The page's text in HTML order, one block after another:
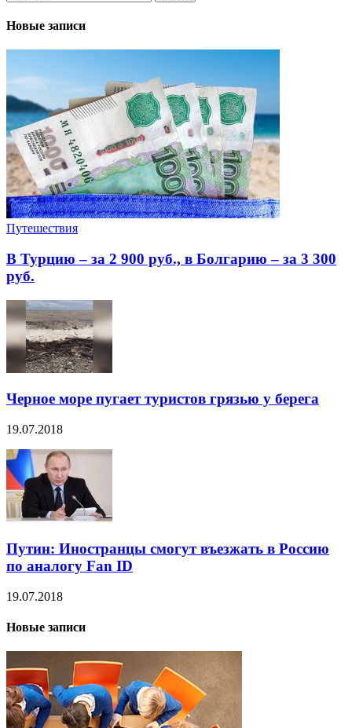
Новые записи
Путешествия
В Турцию – за 2 900 руб., в Болгарию – за 3 300
руб.
Черное море пугает туристов грязью у берега
19.07.2018
Путин: Иностранцы смогут въезжать в Россию
по аналогу Fan ID
19.07.2018
Новые записи